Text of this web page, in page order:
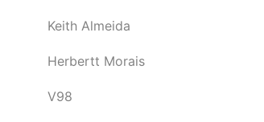
Keith Almeida
Herbertt Morais
V98